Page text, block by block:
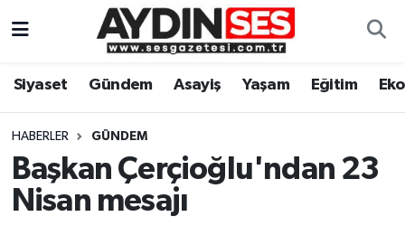
Siyaset Gündem Asayiş Yaşam Eğitim
HABERLER GÜNDEM
Başkan Çerçioğlu'ndan 23
Nisan mesajı
Gündem
Siyaset
Ekonomi
Aydın Hava Durumu
Aydin Namaz Vakitleri
Aydın Trafik Yoğunluk Haritası